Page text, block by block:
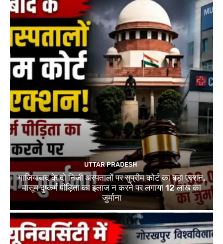
UTTAR PRADESH
गाजियाबाद के दो निजी अस्पतालों पर सुप्रीम कोर्ट का बड़ा एक्शन,
मासूम दुष्कर्म पीड़िता का इलाज न करने पर लगाया 12 लाख का
जुर्माना